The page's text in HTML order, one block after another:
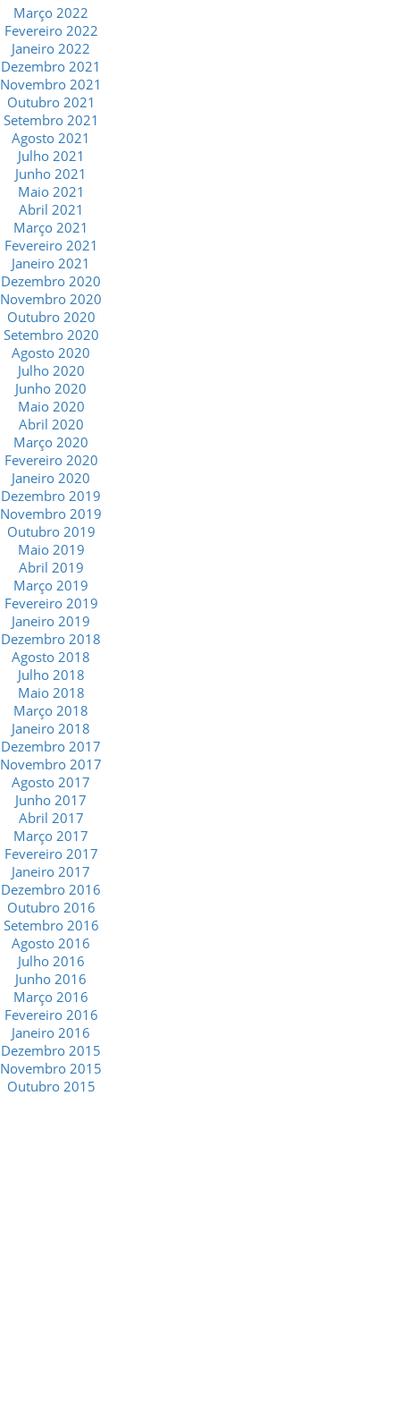
Março 2022
Fevereiro 2022
Janeiro 2022
Dezembro 2021
Novembro 2021
Outubro 2021
Setembro 2021
Agosto 2021
Julho 2021
Junho 2021
Maio 2021
Abril 2021
Março 2021
Fevereiro 2021
Janeiro 2021
Dezembro 2020
Novembro 2020
Outubro 2020
Setembro 2020
Agosto 2020
Julho 2020
Junho 2020
Maio 2020
Abril 2020
Março 2020
Fevereiro 2020
Janeiro 2020
Dezembro 2019
Novembro 2019
Outubro 2019
Maio 2019
Abril 2019
Março 2019
Fevereiro 2019
Janeiro 2019
Dezembro 2018
Agosto 2018
Julho 2018
Maio 2018
Março 2018
Janeiro 2018
Dezembro 2017
Novembro 2017
Agosto 2017
Junho 2017
Abril 2017
Março 2017
Fevereiro 2017
Janeiro 2017
Dezembro 2016
Outubro 2016
Setembro 2016
Agosto 2016
Julho 2016
Junho 2016
Março 2016
Fevereiro 2016
Janeiro 2016
Dezembro 2015
Novembro 2015
Outubro 2015